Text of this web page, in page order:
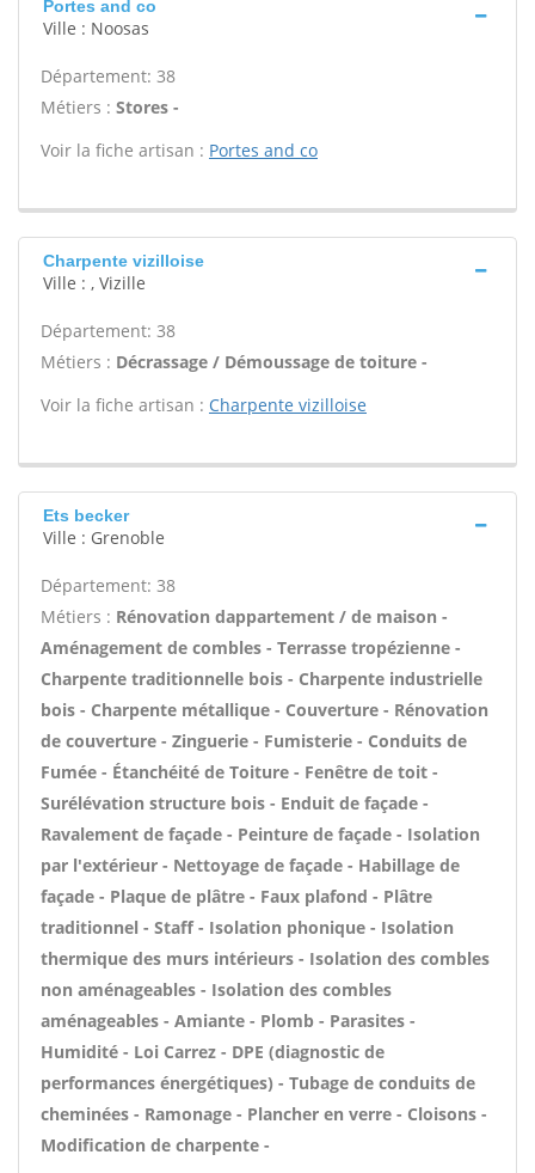
Portes and co
Ville : Noosas
Département: 38
Métiers : Stores -
Voir la fiche artisan : Portes and co
Charpente vizilloise
Ville : , Vizille
Département: 38
Métiers : Décrassage / Démoussage de toiture -
Voir la fiche artisan : Charpente vizilloise
Ets becker
Ville : Grenoble
Département: 38
Métiers : Rénovation dappartement / de maison -
Aménagement de combles - Terrasse tropézienne -
Charpente traditionnelle bois - Charpente industrielle
bois - Charpente métallique - Couverture - Rénovation
de couverture - Zinguerie - Fumisterie - Conduits de
Fumée - Étanchéité de Toiture - Fenêtre de toit -
Surélévation structure bois - Enduit de façade -
Ravalement de façade - Peinture de façade - Isolation
par l'extérieur - Nettoyage de façade - Habillage de
façade - Plaque de plâtre - Faux plafond - Plâtre
traditionnel - Staff - Isolation phonique - Isolation
thermique des murs intérieurs - Isolation des combles
non aménageables - Isolation des combles
aménageables - Amiante - Plomb - Parasites -
Humidité - Loi Carrez - DPE (diagnostic de
performances énergétiques) - Tubage de conduits de
cheminées - Ramonage - Plancher en verre - Cloisons -
Modification de charpente -